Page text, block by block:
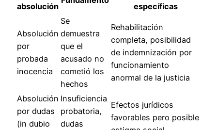
absolución
específicas
Absolución
por
probada
inocencia
Se
demuestra
que el
acusado no
cometió los
hechos
Rehabilitación
completa, posibilidad
de indemnización por
funcionamiento
anormal de la justicia
Absolución
por dudas
(in dubio
Insuficiencia
probatoria,
dudas
Efectos jurídicos
favorables pero posible